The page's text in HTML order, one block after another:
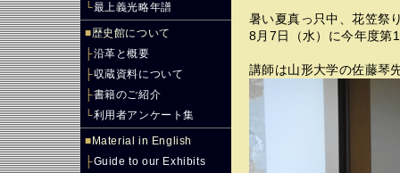
└最上義光略年譜
■歴史館について
├沿革と概要
├収蔵資料について
├書籍のご紹介
└利用者アンケート集
■ Material in English
├Guide to our Exhibits
暑い夏真っ只中、花笠祭
8月7日（水）に今年度第
講師は山形大学の佐藤琴